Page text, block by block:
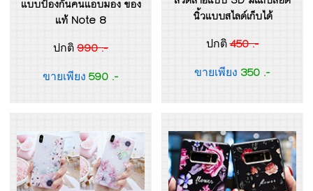
แบบป้องกันคนแอบมอง ของ
แท้ Note 8
ปกติ 990 .-
ขายเพียง 590 .-
นิ้วแบบสไลด์เก็บได้
ปกติ450 .-
ขายเพียง 350 .-